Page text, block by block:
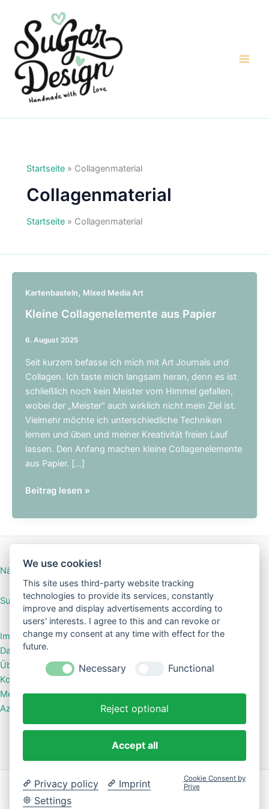
springen
Startseite» Collagenmaterial
Collagenmaterial
Startseite» Collagenmaterial
Kartenbasteln, Mixed Media Art
Kleine Collagenelemente aus Papier
6. August 2025
Seit kurzem befasse ich mich mit Art Journals und
Collagen. Ich taste mich langsam heran, denn es ist
schließlich noch kein Meister vom Himmel gefallen,
wobei der „Meister“ auch wirklich nicht mein Ziel ist.
Vielmehr möchte ich unterschiedliche Techniken
lernen und üben und meiner Kreativität freien Lauf
lassen. Den Anfang machen kleine Collagenelemente
aus Papier. […]
Kleine
aus
Papier
Beitrag lesen »
Nähanleitung Mini-Börse
SuGar Design Shop
Impressum
Datenschutzerklärung
Über mich
Kontakt
Meine Shops bei Kasuwa
Azoo – das Shopsystem für kreative Labels
Copyright © 2026 Kreative Geschenke & Accessoires |
Präsentiert von
We use cookies!
This site uses third-party website tracking
technologies to provide its services, constantly
improve and display advertisements according to
users' interests. I agree to this and can revoke or
change my consent at any time with effect for the
future.
Necessary Functional
Reject optional
Accept all
Privacy policy
Imprint
Settings
Cookie Consent by
Prive